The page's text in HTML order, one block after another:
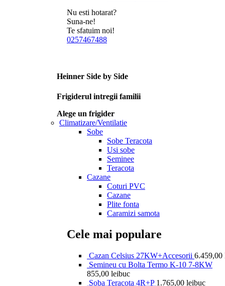
Nu esti hotarat?
Suna-ne!
Te sfatuim noi!
0257467488
Heinner Side by Side
Frigiderul intregii familii
Alege un frigider
Climatizare/Ventilatie
Sobe
Sobe Teracota
Usi sobe
Seminee
Teracota
Cazane
Coturi PVC
Cazane
Plite fonta
Caramizi samota
Cele mai populare
Cazan Celsius 27KW+Accesorii 6.459,00
Semineu cu Bolta Termo K-10 7-8KW
855,00 leibuc
Soba Teracota 4R+P 1.765,00 leibuc